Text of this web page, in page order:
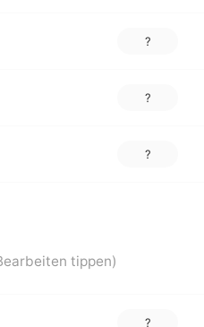
?
?
?
?